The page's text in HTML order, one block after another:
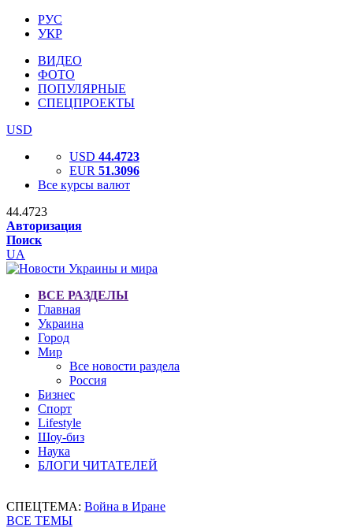
РУС
УКР
ВИДЕО
ФОТО
ПОПУЛЯРНЫЕ
СПЕЦПРОЕКТЫ
USD
USD 44.4723
EUR 51.3096
Все курсы валют
44.4723
Авторизация
Поиск
UA
ВСЕ РАЗДЕЛЫ
Главная
Украина
Город
Мир
Все новости раздела
Россия
Бизнес
Спорт
Lifestyle
Шоу-биз
Наука
БЛОГИ ЧИТАТЕЛЕЙ
СПЕЦТЕМА: Война в Иране
ВСЕ ТЕМЫ